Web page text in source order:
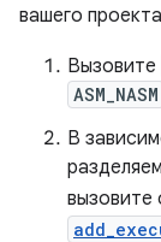
вашего
Вызовите
ASM_NASM
В
вызовите